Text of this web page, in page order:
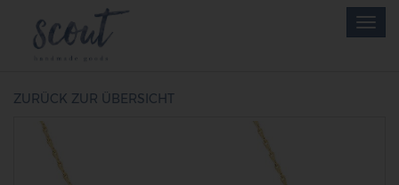
content
ZURÜCK ZUR ÜBERSICHT